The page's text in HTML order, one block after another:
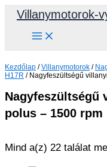
SkipVillanymotorok-
Kezdőlap /Villanymotorok /
H17R / Nagyfeszültségű
Nagyfeszültségű
polus – 1500 rpm
Mind a(z) 22 találat